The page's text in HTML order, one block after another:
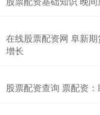
在线股票配资网 阜新
增长
股票配资查询 票配资